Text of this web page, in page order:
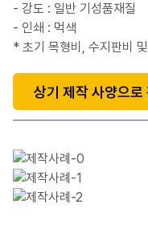
- 강도 : 일반 기성품재질
- 인쇄 : 먹색
* 초기 목형비, 수지판비
상기 제작 사양으로